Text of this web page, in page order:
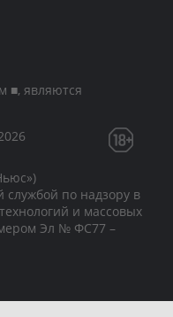
■, являются
службой по надзору в
и массовых
Эл № ФС77 –